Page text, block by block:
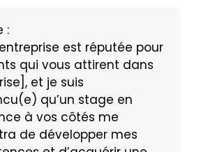
:
est réputée pour
qui vous attirent dans
et je suis
qu’un stage en
à vos côtés me
de développer mes